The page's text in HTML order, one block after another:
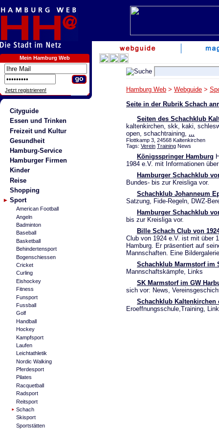
Mein Hamburg Web
Jetzt registrieren!
Cityguide
Essen und Trinken
Freizeit und Kultur
Gesundheit
Hamburg-Service
Hamburger Firmen
Kinder
Reise
Shopping
Sport
American Football
Angeln
Badminton
Baseball
Basketball
Behindertensport
Bogenschiessen
Cricket
Curling
Eishockey
Fitness
Funsport
Fussball
Golf
Handball
Hockey
Kampfsport
Laufen
Leichtathletik
Nordic Walking
Pferdesport
Pilates
Racquetball
Radsport
Reitsport
Schach
Skisport
Sportstätten
Hamburg Web > Webguide >
Seite in der Rubrik Schach
Seiten des Schachklub
kaltenkirchen, skk, kaki,
open, schachtraining, ...
Flottkamp 3, 24568 Kaltenkirchen
Tags: Verein Training News
Königsspringer Hamburg
1984 e.V. mit Informationen
Hamburger Schachklub
Bundes- bis zur Kreisliga vor.
Schachklub Johanneum
Satzung, Fide-Regeln, DWZ-
Hamburger Schachklub
bis zur Kreisliga vor.
Bille Schach Club von
Club von 1924 e.V. ist mit über
Hamburg. Er präsentiert auf
Mannschaften. Eine
Schachklub Marmstorf im
Mannschaftskämpfe, Links
SK Marmstorf im GW
sich vor: News,
Schachklub Kaltenkirchen
Eroeffnungsschule,Training,